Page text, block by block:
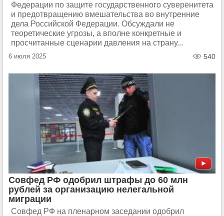
Федерации по защите государственного суверенитета
и предотвращению вмешательства во внутренние
дела Российской Федерации. Обсуждали не
теоретические угрозы, а вполне конкретные и
просчитанные сценарии давления на страну...
6 июля 2025 540
Совфед РФ одобрил штрафы до 60 млн
рублей за организацию нелегальной
миграции
Совфед РФ на пленарном заседании одобрил